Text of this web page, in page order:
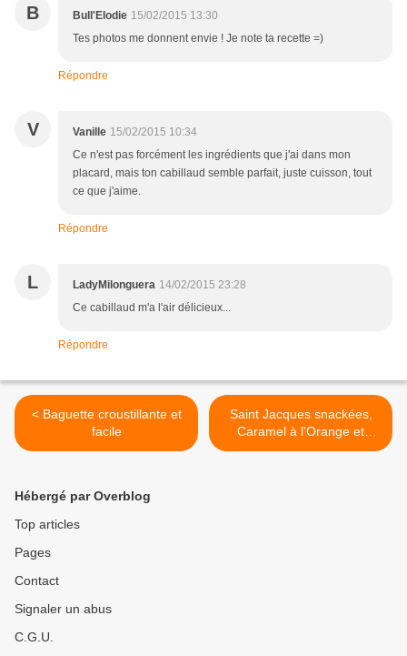
B Bull'Elodie 15/02/2015 13:30
Tes photos me donnent envie ! Je note ta recette =)
Répondre
V Vanille 15/02/2015 10:34
Ce n'est pas forcément les ingrédients que j'ai dans mon
placard, mais ton cabillaud semble parfait, juste cuisson, tout
ce que j'aime.
Répondre
L LadyMilonguera 14/02/2015 23:28
Ce cabillaud m'a l'air délicieux...
Répondre
< Baguette croustillante et
facile
Saint Jacques snackées,
Caramel à l'Orange et
Gingembre;Riz sauté aux
Hébergé par Overblog
Top articles
Pages
Contact
Signaler un abus
C.G.U.